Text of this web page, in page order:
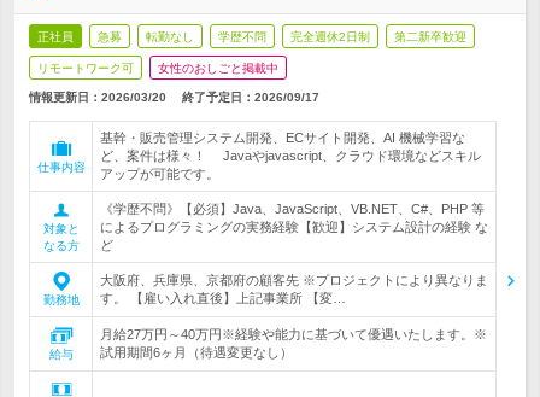
正社員 急募 転勤なし 学歴不問 完全週休2日制 第二新卒歓迎
リモートワーク可 女性のおしごと掲載中
情報更新日：2026/03/20 終了予定日： 2026/09/17
仕事内容
基幹・販売管理システム開発、ECサイト開発、AI 機械学習な
ど、案件は様々！ Javaやjavascript、クラウド環境などスキル
アップが可能です。
対象と
なる方
《学歴不問》【必須】Java、JavaScript、VB.NET、C#、PHP 等
によるプログラミングの実務経験【歓迎】システム設計の経験 な
ど
勤務地
大阪府、兵庫県、京都府の顧客先 ※プロジェクトにより異なりま
す。 【雇い入れ直後】上記事業所 【変…
給与
月給27万円～40万円※経験や能力に基づいて優遇いたします。※
試用期間6ヶ月（待遇変更なし）